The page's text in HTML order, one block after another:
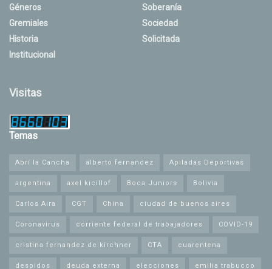
Géneros
Gremiales
Historia
Institucional
Soberanía
Sociedad
Solicitada
Visitas
Temas
Abrí la Cancha alberto fernandez Apiladas Deportivas
argentina axel kicillof Boca Juniors Bolivia
Carlos Aira CGT China ciudad de buenos aires
Coronavirus corriente federal de trabajadores COVID-19
cristina fernandez de kirchner CTA cuarentena
despidos deuda externa elecciones emilia trabucco